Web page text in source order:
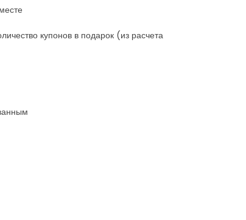
купонов в подарок (из расчета